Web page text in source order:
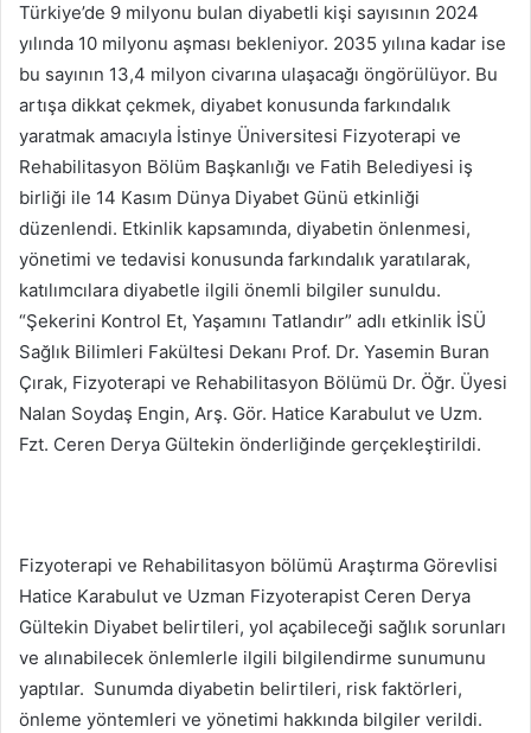
Türkiye’de 9 milyonu bulan diyabetli kişi sayısının 2024
yılında 10 milyonu aşması bekleniyor. 2035 yılına kadar ise
bu sayının 13,4 milyon civarına ulaşacağı öngörülüyor. Bu
artışa dikkat çekmek, diyabet konusunda farkındalık
yaratmak amacıyla İstinye Üniversitesi Fizyoterapi ve
Rehabilitasyon Bölüm Başkanlığı ve Fatih Belediyesi iş
birliği ile 14 Kasım Dünya Diyabet Günü etkinliği
düzenlendi. Etkinlik kapsamında, diyabetin önlenmesi,
yönetimi ve tedavisi konusunda farkındalık yaratılarak,
katılımcılara diyabetle ilgili önemli bilgiler sunuldu.
“Şekerini Kontrol Et, Yaşamını Tatlandır” adlı etkinlik İSÜ
Sağlık Bilimleri Fakültesi Dekanı Prof. Dr. Yasemin Buran
Çırak, Fizyoterapi ve Rehabilitasyon Bölümü Dr. Öğr. Üyesi
Nalan Soydaş Engin, Arş. Gör. Hatice Karabulut ve Uzm.
Fzt. Ceren Derya Gültekin önderliğinde gerçekleştirildi.
Fizyoterapi ve Rehabilitasyon bölümü Araştırma Görevlisi
Hatice Karabulut ve Uzman Fizyoterapist Ceren Derya
Gültekin Diyabet belirtileri, yol açabileceği sağlık sorunları
ve alınabilecek önlemlerle ilgili bilgilendirme sunumunu
yaptılar. Sunumda diyabetin belirtileri, risk faktörleri,
önleme yöntemleri ve yönetimi hakkında bilgiler verildi.